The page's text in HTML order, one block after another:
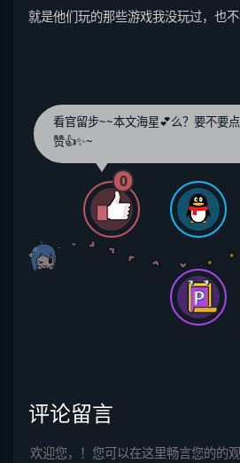
就是他们玩的那些游戏我没玩过，也不
看官留步~~本文海星💕么？要不要
赞👍✨~
0
评论留言
欢迎您，！您可以在这里畅言您的的